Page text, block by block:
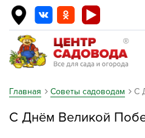
Главная Советы садоводам С
С Днём Великой